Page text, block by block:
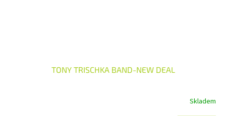
TONY TRISCHKA BAND-NEW DEAL
Skladem